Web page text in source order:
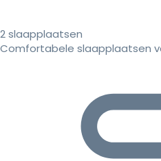
2 slaapplaatsen
Comfortabele slaapplaatsen